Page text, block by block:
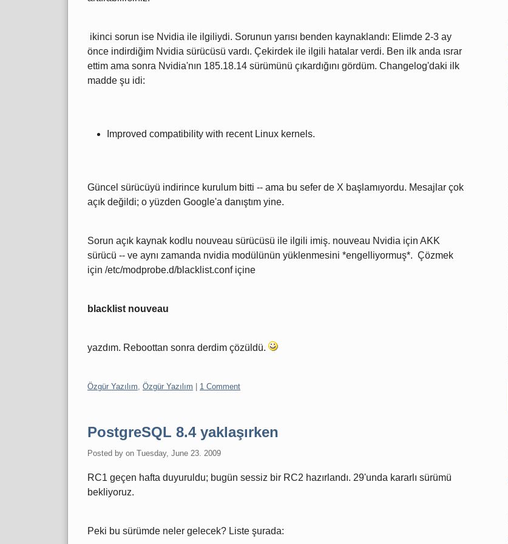
ikinci sorun ise Nvidia ile ilgiliydi. Sorunun yarısı benden kaynaklandı: Elimde 2-3 ay
önce indirdiğim Nvidia sürücüsü vardı. Çekirdek ile ilgili hatalar verdi. Ben ilk anda ısrar
ettim ama sonra Nvidia'nın 185.18.14 sürümünü çıkardığını gördüm. Changelog'daki ilk
madde şu idi:
Improved compatibility with recent Linux kernels.
Güncel sürücüyü indirince kurulum bitti -- ama bu sefer de X başlamıyordu. Mesajlar çok
açık değildi; o yüzden Google'a danıştım yine.
Sorun açık kaynak kodlu nouveau sürücüsü ile ilgili imiş. nouveau Nvidia için AKK
sürücü -- ve aynı zamanda nvidia modülünün yüklenmesini *engelliyormuş*. Çözmek
için /etc/modprobe.d/blacklist.conf içine
blacklist nouveau
yazdım. Reboottan sonra derdim çözüldü.
Categories:
Özgür Yazılım, Özgür Yazılım 1 Comment
PostgreSQL 8.4 yaklaşırken
Posted by on Tuesday, June 23. 2009
RC1 geçen hafta duyuruldu; bugün sessiz bir RC2 hazırlandı. 29'unda kararlı sürümü
bekliyoruz.
Peki bu sürümde neler gelecek? Liste şurada: